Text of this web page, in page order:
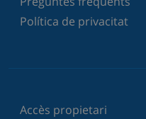
Política de privacitat
Accès propietari